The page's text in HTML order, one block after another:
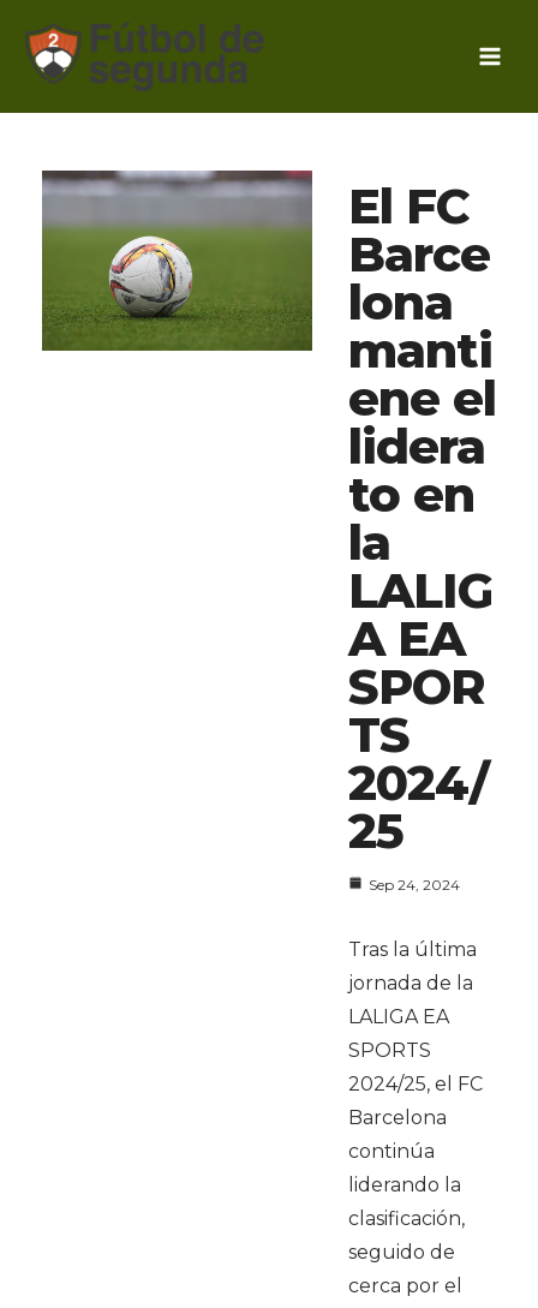
contenido
El FC
Barce
lona
manti
ene el
lidera
to en
la
LALIG
A EA
SPOR
TS
2024/
25
Sep 24, 2024
Tras la última
jornada de la
LALIGA EA
SPORTS
2024/25, el FC
Barcelona
continúa
liderando la
clasificación,
seguido de
cerca por el